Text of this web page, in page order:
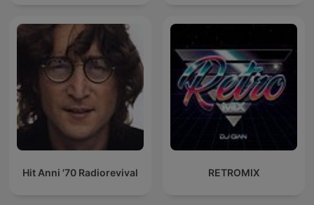
Hit Anni '70 Radiorevival RETROMIX